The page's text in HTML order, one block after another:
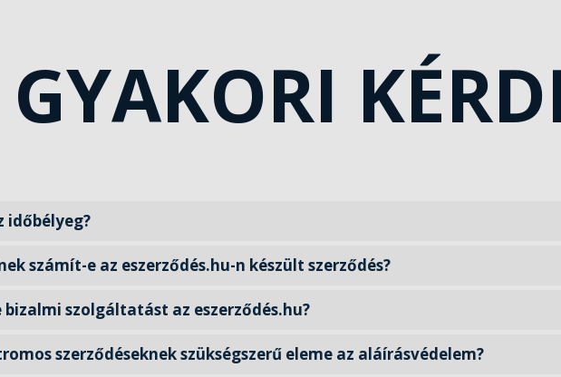
GYAKORI
időbélyeg?
számít-e az eszerződés.hu-n készült szerződés?
bizalmi szolgáltatást az eszerződés.hu?
szerződéseknek szükségszerű eleme az aláírásvédelem?